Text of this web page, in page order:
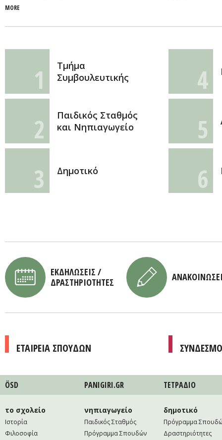
MORE
1
Τμήμα
Συμβουλευτικής
2
Παιδικός Σταθμός
και Νηπιαγωγείο
3 Δημοτικό
4
5
6
ΕΚΔΗΛΩΣΕΙΣ /
ΔΡΑΣΤΗΡΙΟΤΗΤΕΣ
ΕΤΑΙΡΕΙΑ ΣΠΟΥΔΩΝ
ÖSD PANIGIRI.GR ΤΕΤΡAΔΙΟ
το σχολείο
Ιστορία
Φιλοσοφία
νηπιαγωγείο
Παιδικός Σταθμός
Πρόγραμμα Σπουδών
δημοτικό
Πρόγραμμα
Δραστηριότητες